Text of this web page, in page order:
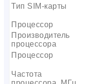
Тип SIM-карты
Процессор
Производитель
процессора
Процессор
Частота